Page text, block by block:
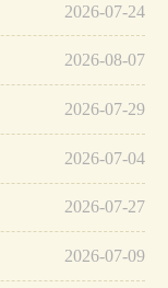
2026-07-24
2026-08-07
2026-07-29
2026-07-04
2026-07-27
2026-07-09